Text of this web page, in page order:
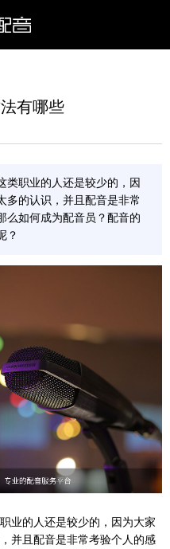
有哪些
类职业的人还是较少的，因
多的认识，并且配音是非常
么如何成为配音​员？配音的
？
业的人还是较少的，因为大家
并且配音是非常考验个人的感